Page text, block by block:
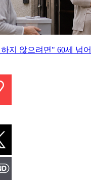
지 않으려면" 60세 넘